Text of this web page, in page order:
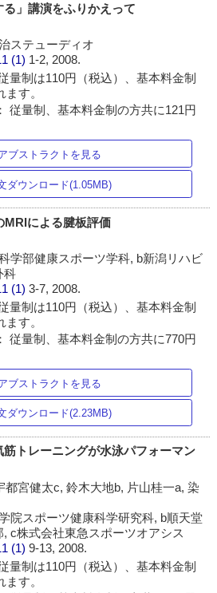
る」講演をふりかえって
ステューディオ
(1) 1-2, 2008.
量制は110円（税込）、基本料金制
す。
従量制、基本料金制の方共に121円
ブストラクトを見る
ダウンロード(1.05MB)
MRIによる腱板評価
学部健康スポーツ学科, b新潟リハビ
科
(1)3-7, 2008.
量制は110円（税込）、基本料金制
す。
従量制、基本料金制の方共に770円
ブストラクトを見る
ダウンロード(2.23MB)
トレーニングが水泳パフォーマン
都宮健太c, 鈴木大地b, 片山桂一a, 染
院スポーツ健康科学研究科, b順天堂
c株式会社東急スポーツオアシス
(1)9-13, 2008.
量制は110円（税込）、基本料金制
す。